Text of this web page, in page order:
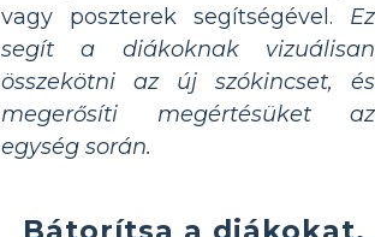
vagy poszterek segítségével. Ez
segít a diákoknak vizuálisan
összekötni az új szókincset, és
megerősíti megértésüket az
egység során.